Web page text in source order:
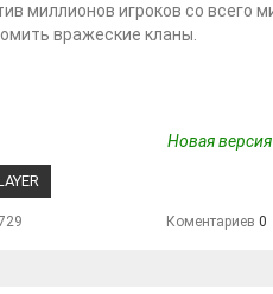
миллионов игроков со всего
вражеские кланы.
Новая
Коментариев 0